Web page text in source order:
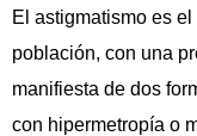
El astigmatismo es
población, con una
manifiesta de dos
con hipermetropía o